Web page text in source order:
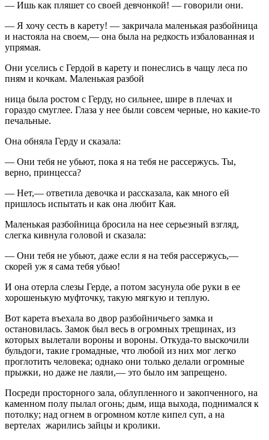
— Ишь как пляшет со своей девчонкой! — говорили они.
— Я хочу сесть в карету! — закричала маленькая разбойница
и настояла на своем,— она была на редкость избалованная и
упрямая.
Они уселись с Гердой в карету и понеслись в чащу леса по
пням и кочкам. Маленькая разбой
ница была ростом с Герду, но сильнее, шире в плечах и
гораздо смуглее. Глаза у нее были совсем черные, но какие-то
печальные.
Она обняла Герду и сказала:
— Они тебя не убьют, пока я на тебя не рассержусь. Ты,
верно, принцесса?
— Нет,— ответила девочка и рассказала, как много ей
пришлось испытать и как она любит Кая.
Маленькая разбойница бросила на нее серьезный взгляд,
слегка кивнула головой и сказала:
— Они тебя не убьют, даже если я на тебя рассержусь,—
скорей уж я сама тебя убью!
И она отерла слезы Герде, а потом засунула обе руки в ее
хорошенькую муфточку, такую мягкую и теплую.
Вот карета въехала во двор разбойничьего замка и
остановилась. Замок был весь в огромных трещинах, из
которых вылетали вороны и вороны. Откуда-то выскочили
бульдоги, такие громадные, что любой из них мог легко
проглотить человека; однако они только делали огромные
прыжки, но даже не лаяли,— это было им запрещено.
Посреди просторного зала, облупленного и закопченного, на
каменном полу пылал огонь; дым, ища выхода, поднимался к
потолку; над огнем в огромном котле кипел суп, а на
вертелах жарились зайцы и кролики.